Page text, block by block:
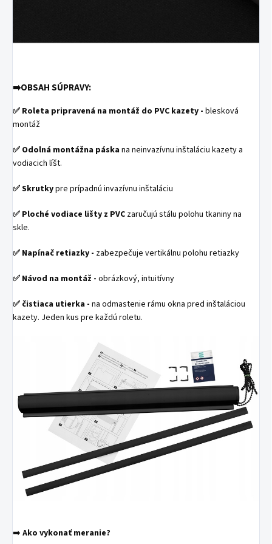
➡️OBSAH SÚPRAVY:
✅ Roleta pripravená na montáž do PVC kazety - blesková
montáž
✅ Odolná montážna páska na neinvazívnu inštaláciu kazety a
vodiacich líšt.
✅Skrutkypre prípadnú invazívnu inštaláciu
✅ Ploché vodiace lišty z PVC zaručujú stálu polohu tkaniny na
skle.
✅ Napínač retiazky - zabezpečuje vertikálnu polohu retiazky
✅ Návod na montáž - obrázkový, intuitívny
✅ čistiaca utierka - na odmastenie rámu okna pred inštaláciou
kazety. Jeden kus pre každú roletu.
➡️ Ako vykonať meranie?